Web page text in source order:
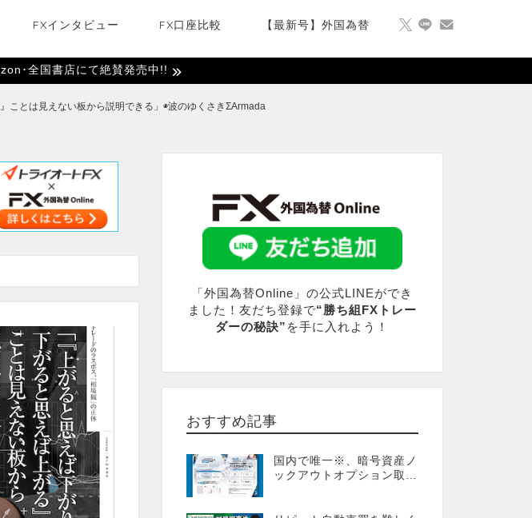
FXインタビュー FX口座比較 【最新号】外国為替
･全国書店にて絶賛発売中!!
ことは見えない板から説明できる」◉波のゆくさきΣArmada
「外国為替Online」の公式LINEができ
ました！友だち登録で“勝ち組FXトレー
ダーの秘訣” を手に入れよう！
おすすめ記事
国内で唯一※、暗号資産ノ
ックアウトオプション取引